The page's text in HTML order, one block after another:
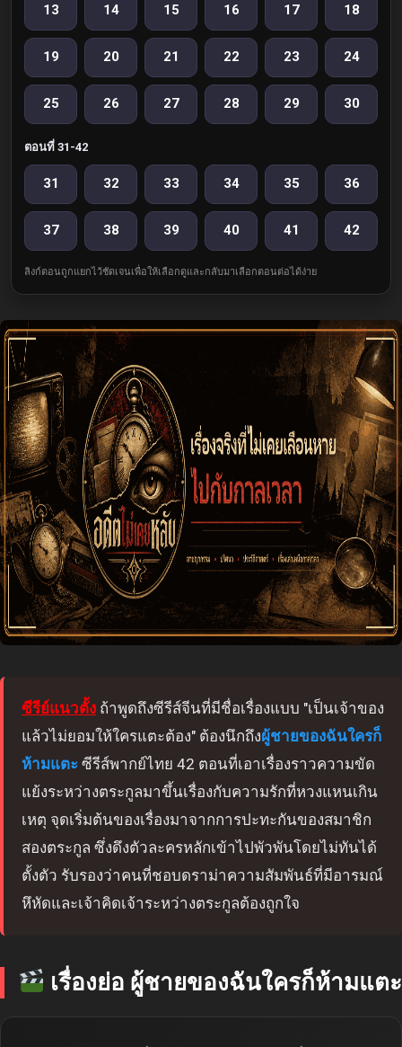
13 14 15 16 17 18
19 20 21 22 23 24
25 26 27 28 29 30
ตอนที่ 31-42
31 32 33 34 35 36
37 38 39 40 41 42
ลิงก์ตอนถูกแยกไว้ชัดเจนเพื่อให้เลือกดูและกลับมาเลือกตอนต่อได้ง่าย
ซีรีย์แนวตั้ง ถ้าพูดถึงซีรีส์จีนที่มีชื่อเรื่องแบบ "เป็นเจ้าของ
แล้วไม่ยอมให้ใครแตะต้อง" ต้องนึกถึงผู้ชายของฉันใครก็
ห้ามแตะ ซีรีส์พากย์ไทย 42 ตอนที่เอาเรื่องราวความขัด
แย้งระหว่างตระกูลมาขึ้นเรื่องกับความรักที่หวงแหนเกิน
เหตุ จุดเริ่มต้นของเรื่องมาจากการปะทะกันของสมาชิก
สองตระกูล ซึ่งดึงตัวละครหลักเข้าไปพัวพันโดยไม่ทันได้
ตั้งตัว รับรองว่าคนที่ชอบดราม่าความสัมพันธ์ที่มีอารมณ์
หึหัดและเจ้าคิดเจ้าระหว่างตระกูลต้องถูกใจ
เรื่องย่อ ผู้ชายของฉันใครก็ห้ามแตะ